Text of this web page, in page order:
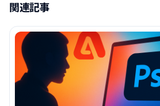
関連記事